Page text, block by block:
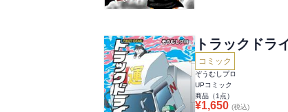
トラックドラ
コミック
ぞうむしプロ
UPコミック
商品（1 点）
¥1,650 (税込)